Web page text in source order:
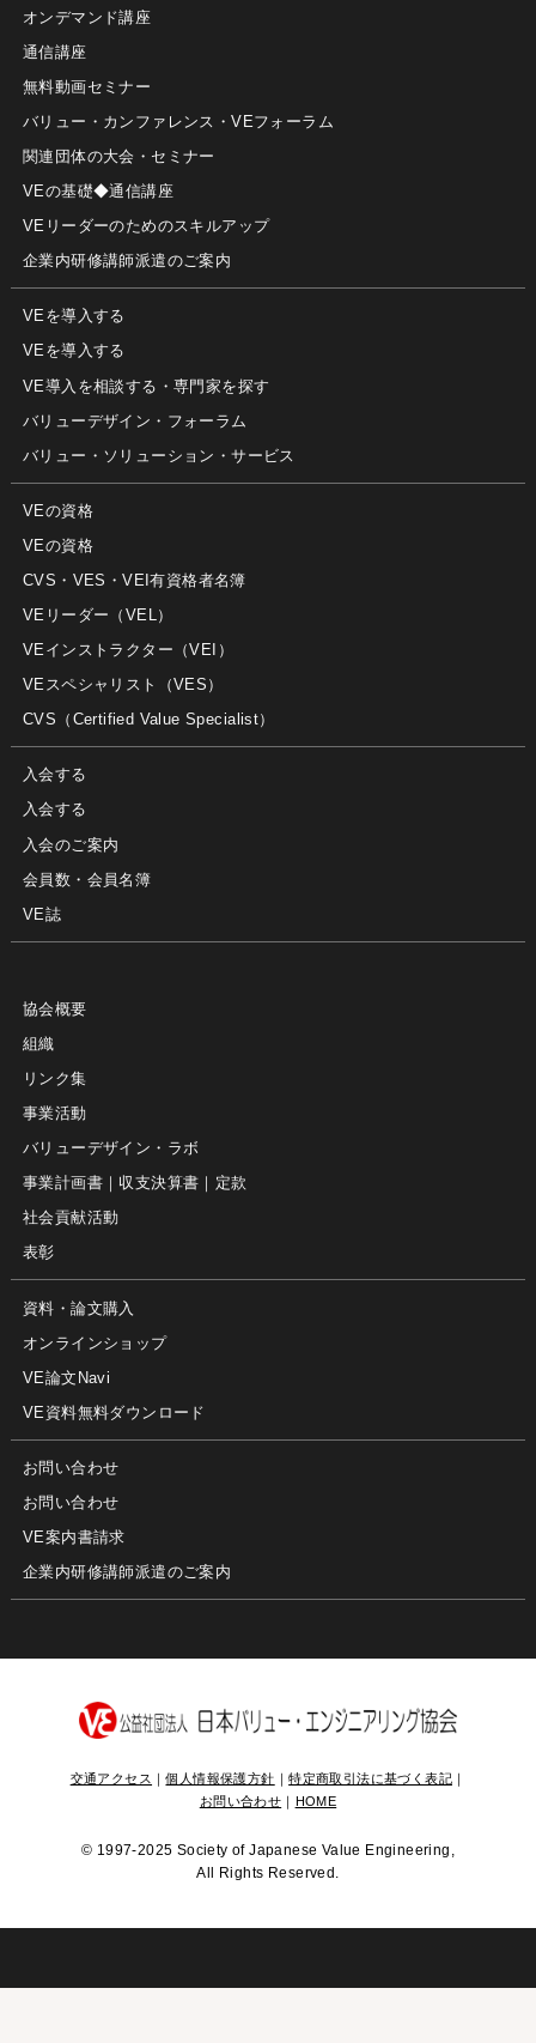
オンデマンド講座
通信講座
無料動画セミナー
バリュー・カンファレンス・VEフォーラム
関連団体の大会・セミナー
VEの基礎◆通信講座
VEリーダーのためのスキルアップ
企業内研修講師派遣のご案内
VEを導入する
VEを導入する
VE導入を相談する・専門家を探す
バリューデザイン・フォーラム
バリュー・ソリューション・サービス
VEの資格
VEの資格
CVS・VES・VEI有資格者名簿
VEリーダー（VEL）
VEインストラクター（VEI）
VEスペシャリスト（VES）
CVS（Certified Value Specialist）
入会する
入会する
入会のご案内
会員数・会員名簿
VE誌
協会概要
組織
リンク集
事業活動
バリューデザイン・ラボ
事業計画書｜収支決算書｜定款
社会貢献活動
表彰
資料・論文購入
オンラインショップ
VE論文Navi
VE資料無料ダウンロード
お問い合わせ
お問い合わせ
VE案内書請求
企業内研修講師派遣のご案内
交通アクセス ｜個人情報保護方針 ｜特定商取引法に基づく表記｜
お問い合わせ
HOME
© 1997-2025 Society of Japanese Value Engineering,
All Rights Reserved.